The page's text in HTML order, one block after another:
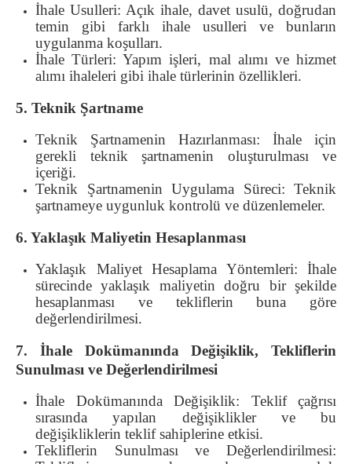
İhale Usulleri: Açık ihale, davet usulü, doğrudan
temin gibi farklı ihale usulleri ve bunların
uygulanma koşulları.
İhale Türleri: Yapım işleri, mal alımı ve hizmet
alımı ihaleleri gibi ihale türlerinin özellikleri.
5. Teknik Şartname
Teknik Şartnamenin Hazırlanması: İhale için
gerekli teknik şartnamenin oluşturulması ve
içeriği.
Teknik Şartnamenin Uygulama Süreci: Teknik
şartnameye uygunluk kontrolü ve düzenlemeler.
6. Yaklaşık Maliyetin Hesaplanması
Yaklaşık Maliyet Hesaplama Yöntemleri: İhale
sürecinde yaklaşık maliyetin doğru bir şekilde
hesaplanması ve tekliflerin buna göre
değerlendirilmesi.
7. İhale Dokümanında Değişiklik, Tekliflerin
Sunulması ve Değerlendirilmesi
İhale Dokümanında Değişiklik: Teklif çağrısı
sırasında yapılan değişiklikler ve bu
değişikliklerin teklif sahiplerine etkisi.
Tekliflerin Sunulması ve Değerlendirilmesi: